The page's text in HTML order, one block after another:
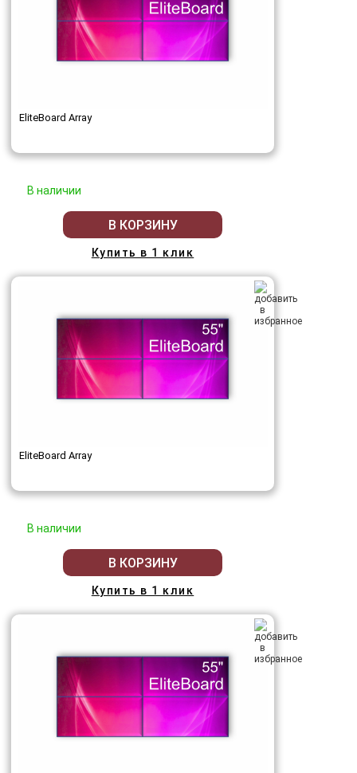
EliteBoard Array
В наличии
В КОРЗИНУ
Купить в 1 клик
EliteBoard Array
В наличии
В КОРЗИНУ
Купить в 1 клик